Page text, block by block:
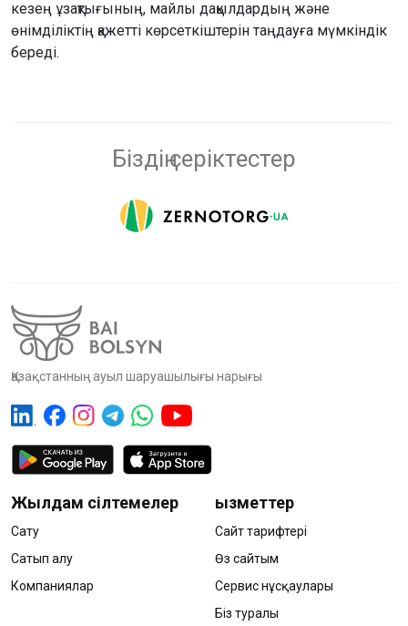
кезең ұзақтығының, майлы дақылдардың және
өнімділіктің қажетті көрсеткіштерін таңдауға мүмкіндік
береді.
Біздің серіктестер
Қазақстанның ауыл шаруашылығы нарығы
Жылдам сілтемелер
Сату
Сатып алу
Компаниялар
Қызметтер
Сайт тарифтері
Өз сайтым
Сервис нұсқаулары
Біз туралы